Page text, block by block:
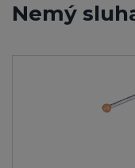
Nemý